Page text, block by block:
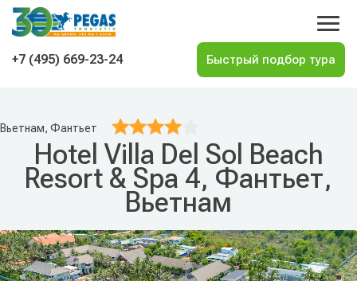
На главную
+7 (495) 669-23-24
Вьетнам, Фантьет
Hotel Villa Del Sol Beach
Resort & Spa 4, Фантьет,
Вьетнам